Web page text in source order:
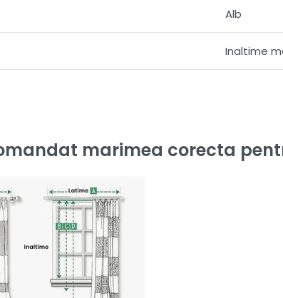
Alb
Inaltime
marimea corecta